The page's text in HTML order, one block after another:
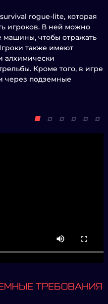
rogue-lite, которая
игроков. В ней можно
машины, чтобы отражать
также имеют
алхимически
Кроме того, в игре
через подземные
ТРЕБОВАНИЯ